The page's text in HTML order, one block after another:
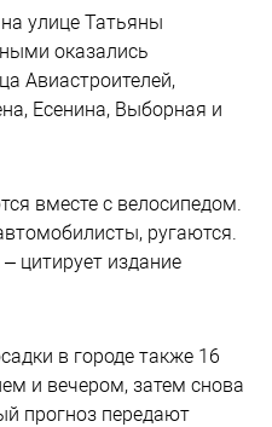
улице Татьяны
оказались
Авиастроителей,
Есенина, Выборная и
вместе с велосипедом.
ругаются.
цитирует издание
в городе также 16
и вечером, затем снова
прогноз передают